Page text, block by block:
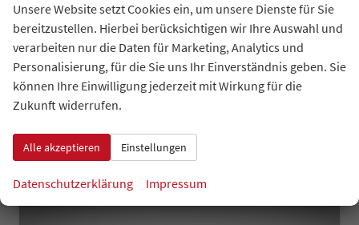
Leistung
85 kW (116 PS)
auf Anfrage
inkl. 19% MwSt.
Details
Verbrauch kombiniert:6,40 l/100km
CO2-Klasse: E
Unsere Website setzt Cookies ein, um unsere Dienste für Sie
bereitzustellen. Hierbei berücksichtigen wir Ihre Auswahl und
verarbeiten nur die Daten für Marketing, Analytics und
Personalisierung, für die Sie uns Ihr Einverständnis geben. Sie
können Ihre Einwilligung jederzeit mit Wirkung für die
Zukunft widerrufen.
Alle akzeptieren Einstellungen
Datenschutzerklärung Impressum